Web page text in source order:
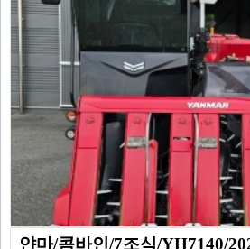
얀마/콤바인/7조식/YH7140/